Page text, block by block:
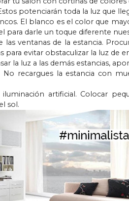
potenciarán toda la luz que
El blanco es el color que
para darle un toque diferente
ventanas de la estancia.
para evitar obstaculizar la luz de
la luz a las demás estancias,
recargues la estancia con
artificial. Colocar
sol.